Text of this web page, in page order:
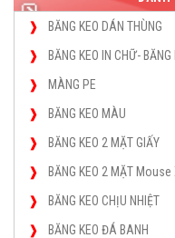
BĂNG KEO DÁN THÙNG
BĂNG KEO IN CHỮ- BĂNG
MÀNG PE
BĂNG KEO MÀU
BĂNG KEO 2 MẶT GIẤY
BĂNG KEO 2 MẶT Mouse
BĂNG KEO CHỊU NHIỆT
BĂNG KEO ĐÁ BANH